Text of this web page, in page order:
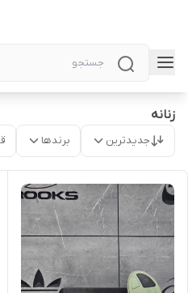
زنانه
جدیدترین برندها